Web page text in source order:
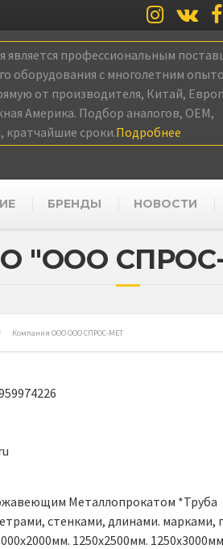
является профессиональным
оборудования с многолетним
от производителя, Китай,
Америка. Подбор аналогов, OEM,
кратчайшие сроки.Подробнее
БРЕНДЫ НОВОСТИ
"ООО
Компания ООО ООО СПРОС-МЕТ
Металлопрокатом *Труба
стенками, длинами. марками,
1250х2500мм.